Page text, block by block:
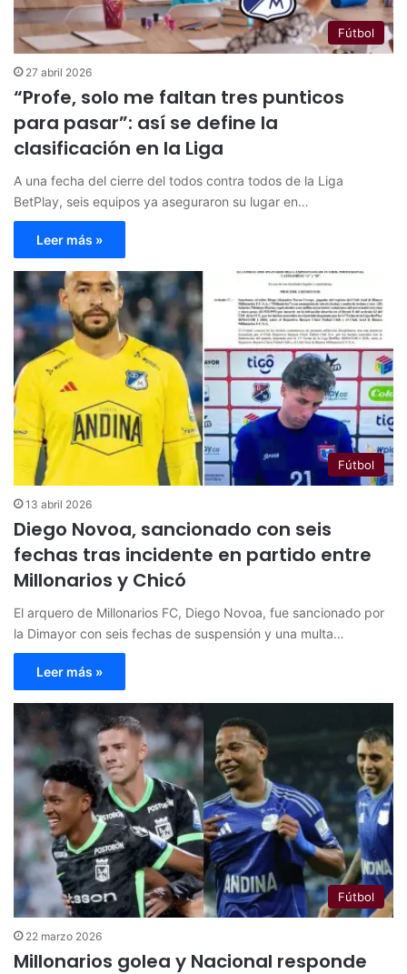
Fútbol
27 abril 2026
“Profe, solo me faltan tres punticos
para pasar”: así se define la
clasificación en la Liga
A una fecha del cierre del todos contra todos de la Liga
BetPlay, seis equipos ya aseguraron su lugar en…
Leer más »
Fútbol
13 abril 2026
Diego Novoa, sancionado con seis
fechas tras incidente en partido entre
Millonarios y Chicó
El arquero de Millonarios FC, Diego Novoa, fue sancionado por
la Dimayor con seis fechas de suspensión y una multa…
Leer más »
Fútbol
22 marzo 2026
Millonarios golea y Nacional responde